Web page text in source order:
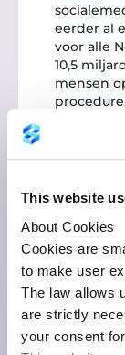
This website
About Cookies
Cookies are
to make user
The law allows
are strictly
your consent
eerder al
voor alle
10,5
mensen